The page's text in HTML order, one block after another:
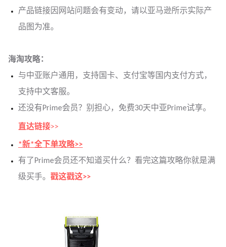
产品链接因网站问题会有变动，请以亚马逊所示实际产
品图为准。
海淘攻略：
与中亚账户通用，支持国卡、支付宝等国内支付方式，
支持中文客服。
还没有Prime会员？别担心，免费30天中亚Prime试享。
直达链接>>
*新*全下单攻略>>
有了Prime会员还不知道买什么？看完这篇攻略你就是满
级买手。 戳这戳这>>